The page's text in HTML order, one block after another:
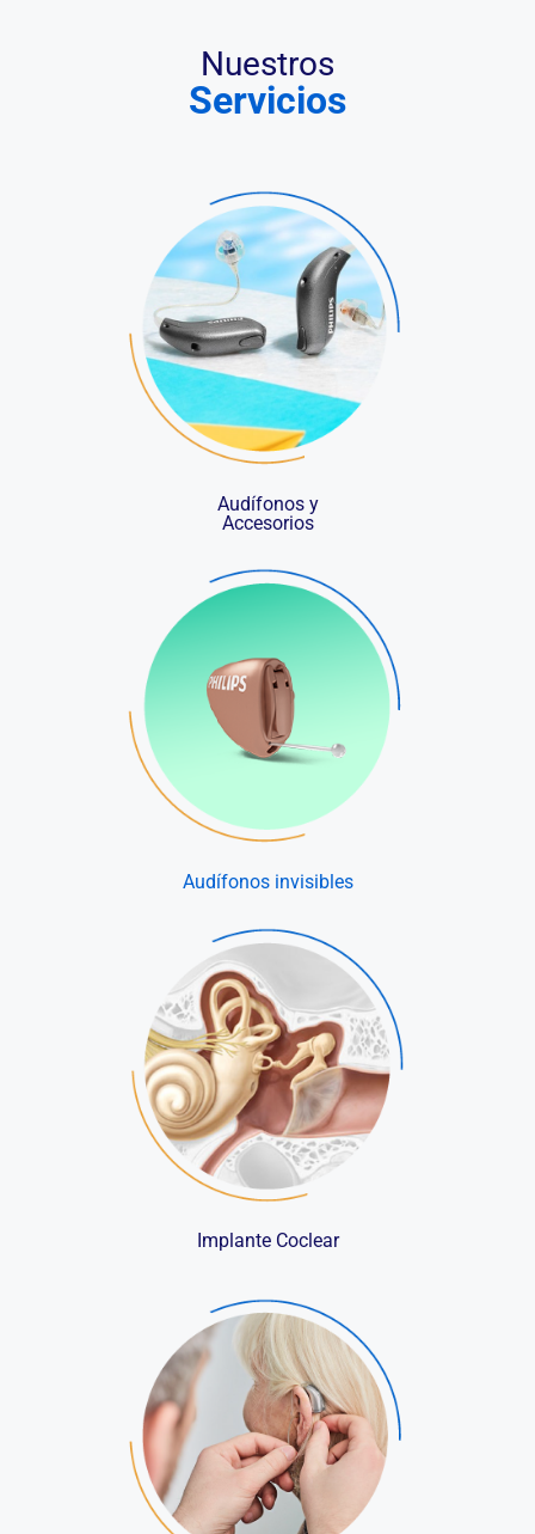
Nuestros
Servicios
Audífonos y
Accesorios
Audífonos invisibles
Implante Coclear